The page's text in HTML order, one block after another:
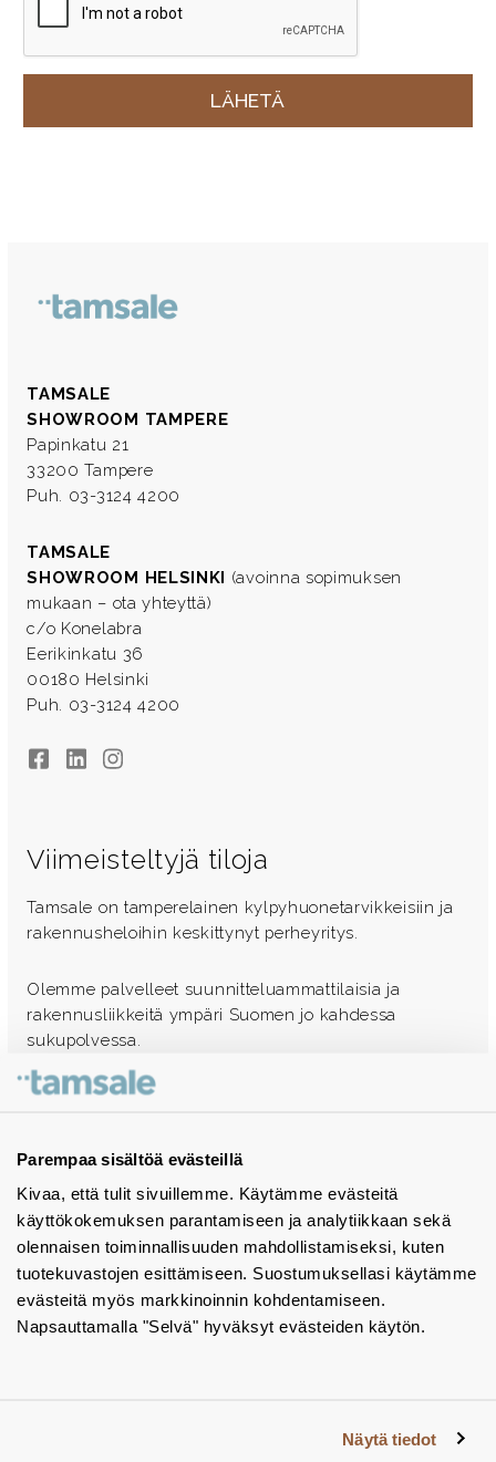
Parempaa sisältöä evästeillä
Kivaa, että tulit sivuillemme. Käytämme evästeitä
käyttökokemuksen parantamiseen ja analytiikkaan sekä
olennaisen toiminnallisuuden mahdollistamiseksi, kuten
tuotekuvastojen esittämiseen. Suostumuksellasi käytämme
evästeitä myös markkinoinnin kohdentamiseen.
Napsauttamalla "Selvä" hyväksyt evästeiden käytön.
Näytä tiedot
TAMSALE
SHOWROOM TAMPERE
Papinkatu 21
33200 Tampere
Puh. 03-3124 4200
TAMSALE
SHOWROOM HELSINKI (avoinna sopimuksen
mukaan – ota yhteyttä)
c/o Konelabra
Eerikinkatu 36
00180 Helsinki
Puh. 03-3124 4200
FacebookLinkedInInstagram
Viimeisteltyjä tiloja
Tamsale on tamperelainen kylpyhuonetarvikkeisiin ja
rakennusheloihin keskittynyt perheyritys.
Olemme palvelleet suunnitteluammattilaisia ja
rakennusliikkeitä ympäri Suomen jo kahdessa
sukupolvessa.
Ota yhteyttä - autamme mielellämme
Tuotekuvastot
Instagram
BIM-objektit
Yhteystiedot
Tiedotteet